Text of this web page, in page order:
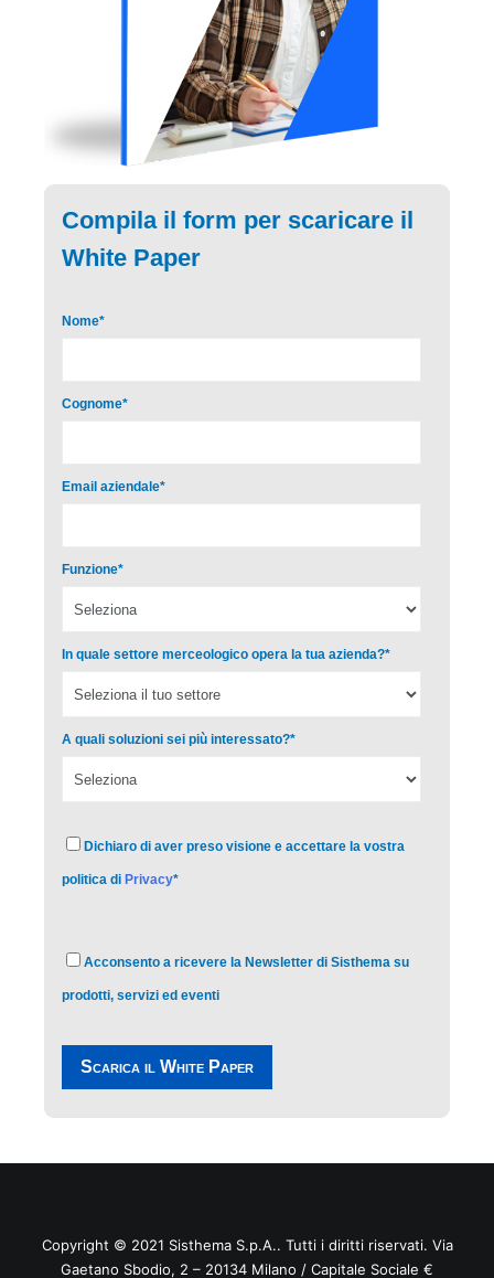
Compila il form per scaricare il
White Paper
Nome*
Cognome*
Email aziendale*
Funzione*
In quale settore merceologico opera la tua azienda?*
A quali soluzioni sei più interessato?*
Dichiaro di aver preso visione e accettare la vostra
politica di Privacy*
Acconsento a ricevere la Newsletter di Sisthema su
prodotti, servizi ed eventi
Copyright © 2021 SisthemaS.p.A.. Tutti i diritti riservati. Via
Gaetano Sbodio, 2 – 20134 Milano / Capitale Sociale €